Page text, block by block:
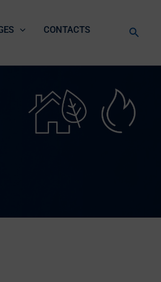
CONTACTS